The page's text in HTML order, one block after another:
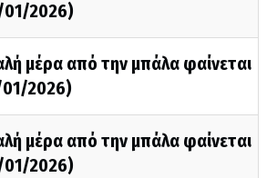
2026)
μέρα από την μπάλα φαίνεται
2026)
μέρα από την μπάλα φαίνεται
2026)